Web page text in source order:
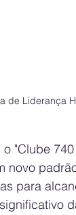
de Liderança
"Clube
novo
para